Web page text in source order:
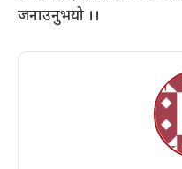
जनाउनुभयो ।।